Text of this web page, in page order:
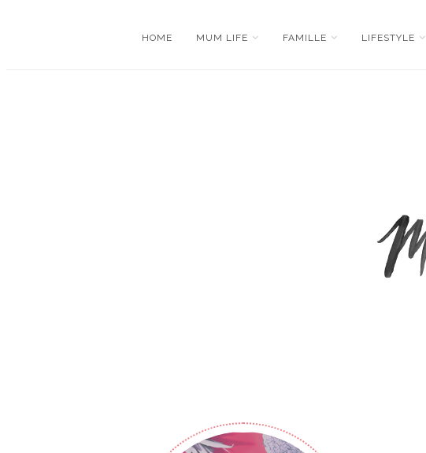
HOME MUM LIFE FAMILLE LIFESTYLE